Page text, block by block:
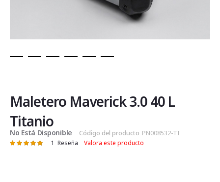
de
la
galería
de
imágenes
Maletero Maverick 3.0 40 L
Titanio
No Está Disponible Código del producto PN008532-TI
Valoración: 1 Reseña Valora este producto